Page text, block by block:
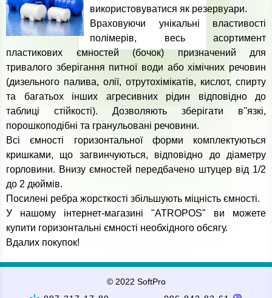
використовуватися як резервуари.
Враховуючи унікальні властивості
полімерів, весь асортимент
пластикових ємностей (бочок) призначений для
тривалого зберігання питної води або хімічних речовин
(дизельного палива, олії, отрутохімікатів, кислот, спирту
та багатьох інших агресивних рідин відповідно до
таблиці стійкості). Дозволяють зберігати в''язкі,
порошкоподібні та гранульовані речовини.
Всі ємності горизонтальної форми комплектуються
кришками, що загвинчуються, відповідно до діаметру
горловини. Внизу ємностей передбачено штуцер від 1/2
до 2 дюймів.
Посилені ребра жорсткості збільшують міцність ємності.
У нашому інтернет-магазині "ATROPOS" ви можете
купити горизонтальні ємності необхідного обсягу.
Вдалих покупок!
© 2022 SoftPro